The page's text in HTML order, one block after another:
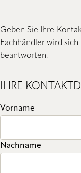
Geben Sie Ihre
Fachhändler wird
beantworten.
IHRE
Vorname
Nachname